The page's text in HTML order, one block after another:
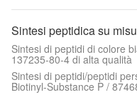
Sintesi peptidica su
Sintesi di peptidi di colore
137235-80-4 di alta qualità
Sintesi di peptidi/peptidi
Biotinyl-Substance P /